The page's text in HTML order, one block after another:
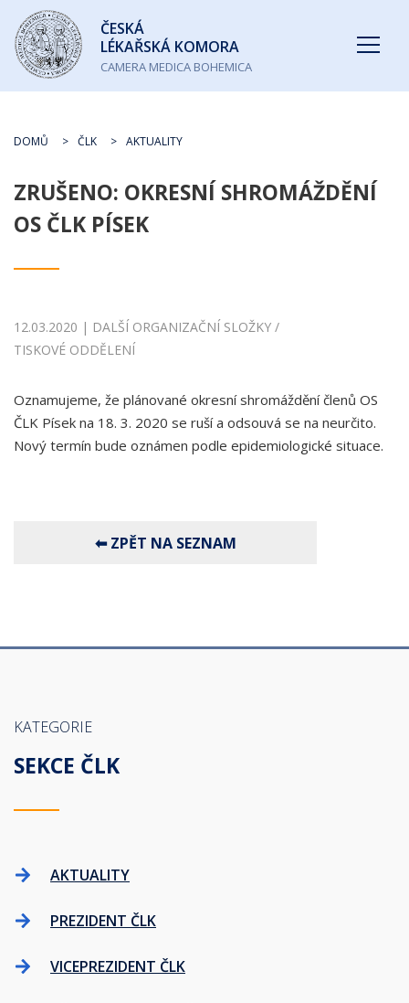
Česká
lékařská
komora
ČESKÁ
LÉKAŘSKÁ KOMORA
CAMERA MEDICA BOHEMICA
DOMŮ ČLK AKTUALITY
ZRUŠENO: OKRESNÍ SHROMÁŽDĚNÍ
OS ČLK PÍSEK
12.03.2020 | DALŠÍ ORGANIZAČNÍ SLOŽKY /
TISKOVÉ ODDĚLENÍ
Oznamujeme, že plánované okresní shromáždění členů OS
ČLK Písek na 18. 3. 2020 se ruší a odsouvá se na neurčito.
Nový termín bude oznámen podle epidemiologické situace.
KATEGORIE
SEKCE ČLK
AKTUALITY
PREZIDENT ČLK
VICEPREZIDENT ČLK